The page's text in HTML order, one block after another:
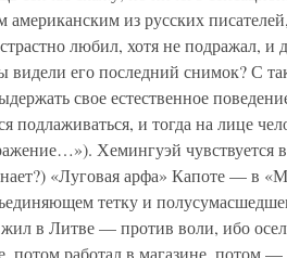
из русских
любил, хотя не подражал,
видели его последний снимок? С
свое естественное
подлаживаться, и тогда на лице
Хемингуэй чувствуется
«Луговая арфа» Капоте — в
тетку и
в Литве — против воли, ибо
потом работал в магазине, потом